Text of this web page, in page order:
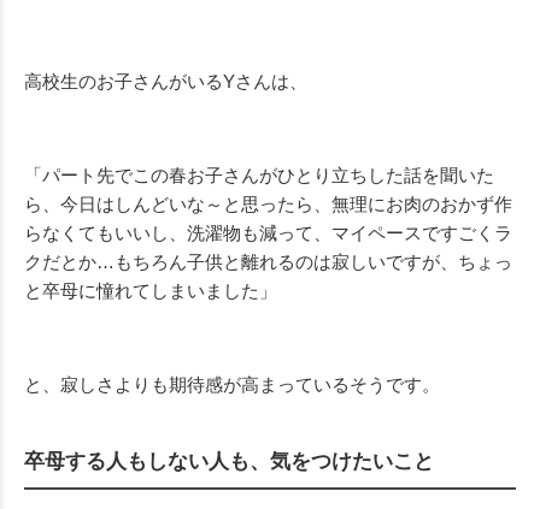
高校生のお子さんがいるYさんは、
「パート先でこの春お子さんがひとり立ちした話を聞いた
ら、今日はしんどいな～と思ったら、無理にお肉のおかず作
らなくてもいいし、洗濯物も減って、マイペースですごくラ
クだとか…もちろん子供と離れるのは寂しいですが、ちょっ
と卒母に憧れてしまいました」
と、寂しさよりも期待感が高まっているそうです。
卒母する人もしない人も、気をつけたいこと